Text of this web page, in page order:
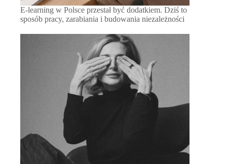
E-learning w Polsce przestał być dodatkiem. Dziś to
sposób pracy, zarabiania i budowania niezależności